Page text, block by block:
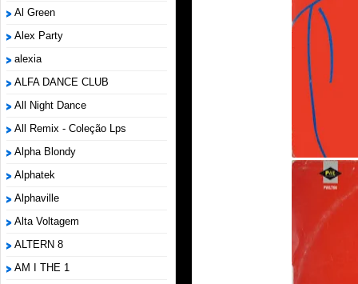
Al Green
Alex Party
alexia
ALFA DANCE CLUB
All Night Dance
All Remix - Coleção Lps
Alpha Blondy
Alphatek
Alphaville
Alta Voltagem
ALTERN 8
AM I THE 1